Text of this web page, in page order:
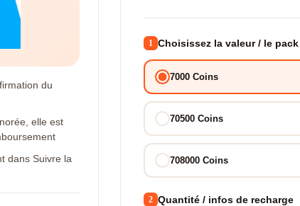
du
elle est
dans Suivre la
1 Choisissez la valeur / le pack
7000 Coins
70500 Coins
708000 Coins
2 Quantité / infos de recharge